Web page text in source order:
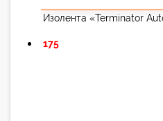
Изолента «Terminator
175